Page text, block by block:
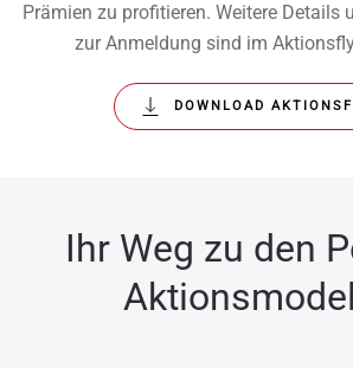
Prämien zu profitieren. Weitere Details
zur Anmeldung sind im
DOWNLOAD
Ihr Weg zu den